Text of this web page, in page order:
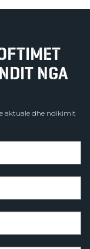
NGA
aktuale dhe ndikimit